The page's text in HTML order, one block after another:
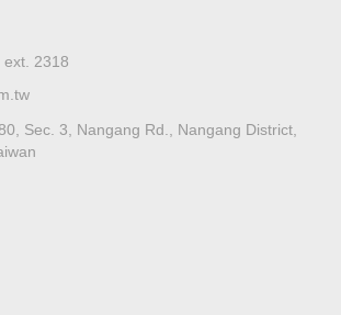
2318
Sec. 3, Nangang Rd., Nangang District,